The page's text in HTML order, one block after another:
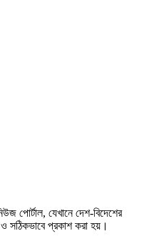
পোর্টাল, যেখানে দেশ-বিদেশের
সঠিকভাবে প্রকাশ করা হয়।